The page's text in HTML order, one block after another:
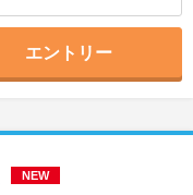
エントリー
NEW